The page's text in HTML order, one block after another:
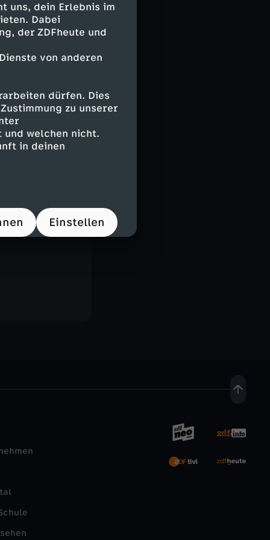
uns, dein Erlebnis im
Dabei
der ZDFheute und
von anderen
dürfen. Dies
zu unserer
und welchen nicht.
in deinen
Einstellen